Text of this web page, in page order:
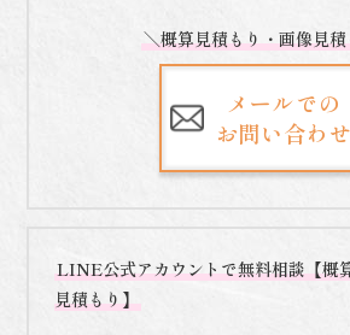
＼概算見積もり・画像見
メールでの
お問い合わせ
LINE公式アカウントで無料相談【概
見積もり】